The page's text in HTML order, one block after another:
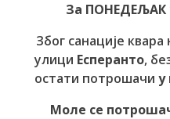
За ПОНЕДЕЉАК
Због санације
улици Есперанто,
остати потрошачи у
Моле се